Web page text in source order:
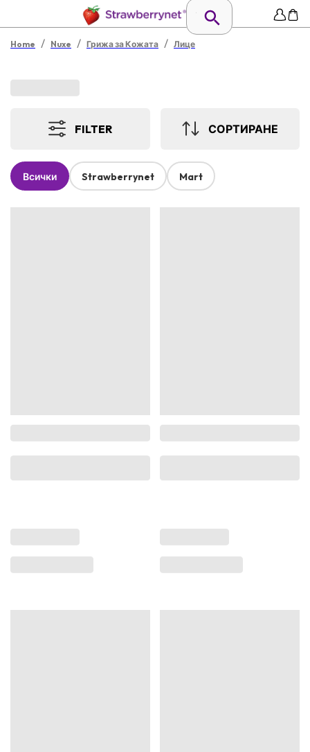
Home / Nuxe / Грижа за Кожата / Лице
FILTER СОРТИРАНЕ
Всички Strawberrynet Mart